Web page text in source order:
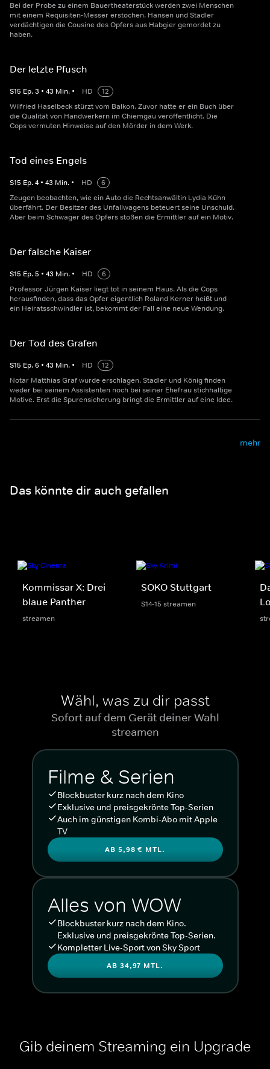
Bei der Probe zu einem Bauertheaterstück werden zwei Menschen
mit einem Requisiten-Messer erstochen. Hansen und Stadler
verdächtigen die Cousine des Opfers aus Habgier gemordet zu
haben.
Der letzte Pfusch
S15 Ep.3 • 43 Min. • HD
12
Wilfried Haselbeck stürzt vom Balkon. Zuvor hatte er ein Buch über
die Qualität von Handwerkern im Chiemgau veröffentlicht. Die
Cops vermuten Hinweise auf den Mörder in dem Werk.
Tod eines Engels
S15 Ep.4 • 43 Min. • HD
6
Zeugen beobachten, wie ein Auto die Rechtsanwältin Lydia Kühn
überfährt. Der Besitzer des Unfallwagens beteuert seine Unschuld.
Aber beim Schwager des Opfers stoßen die Ermittler auf ein Motiv.
Der falsche Kaiser
S15 Ep.5 • 43 Min. • HD
6
Professor Jürgen Kaiser liegt tot in seinem Haus. Als die Cops
herausfinden, dass das Opfer eigentlich Roland Kerner heißt und
ein Heiratsschwindler ist, bekommt der Fall eine neue Wendung.
Der Tod des Grafen
S15 Ep.6 • 43 Min. • HD
12
Notar Matthias Graf wurde erschlagen. Stadler und König finden
weder bei seinem Assistenten noch bei seiner Ehefrau stichhaltige
Motive. Erst die Spurensicherung bringt die Ermittler auf eine Idee.
mehr
Das könnte dir auch gefallen
Kommissar X: Drei
blaue Panther
streamen
SOKO Stuttgart
S14-15 streamen
Wähl, was zu dir passt
Sofort auf dem Gerät deiner Wahl
streamen
Filme & Serien
Blockbuster kurz nach dem Kino
Exklusive und preisgekrönte Top-Serien
Auch im günstigen Kombi-Abo mit Apple
TV
AB 5,98 € MTL.
Alles von WOW
Blockbuster kurz nach dem Kino.
Exklusive und preisgekrönte Top-Serien.
Kompletter Live-Sport von Sky Sport
AB 34,97 MTL.
Gib deinem Streaming ein Upgrade